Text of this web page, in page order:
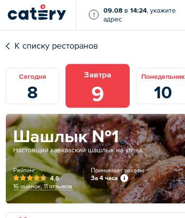
!
09.08 в 14:24, укажите
адрес
К списку ресторанов
Сегодня
8
Завтра
9
Понедельник
10
Шашлык №1
Настоящий кавказский шашлык на углях
Рейтинг
4,6
16 оценок, 11 отзывов
Принимает заказы
За 4 часа